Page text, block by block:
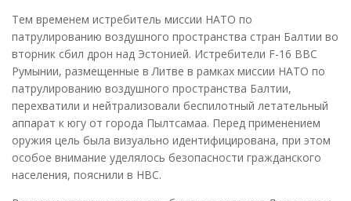
Тем временем истребитель миссии НАТО по
патрулированию воздушного пространства стран Балтии во
вторник сбил дрон над Эстонией. Истребители F-16 ВВС
Румынии, размещенные в Литве в рамках миссии НАТО по
патрулированию воздушного пространства Балтии,
перехватили и нейтрализовали беспилотный летательный
аппарат к югу от города Пылтсамаа. Перед применением
оружия цель была визуально идентифицирована, при этом
особое внимание уделялось безопасности гражданского
населения, пояснили в НВС.